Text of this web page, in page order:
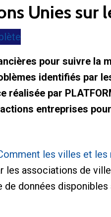
Unies sur
pour suivre la
identifiés par
par
actions entreprises
les villes et les
les associations de
données